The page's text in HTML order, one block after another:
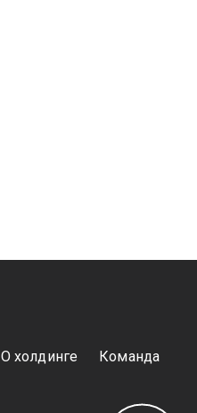
О холдинге Команда